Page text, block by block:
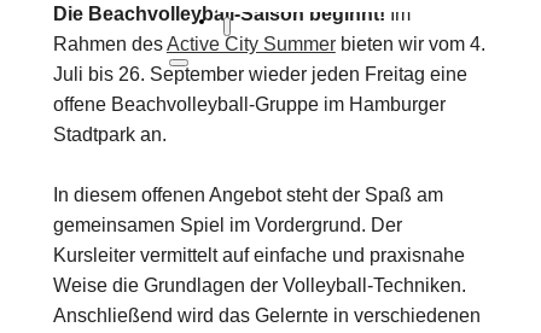
Die Beachvolleyball-Saison beginnt! Im
Rahmen desActive City Summer bieten wir vom 4.
Juli bis 26. September wieder jeden Freitag eine
offene Beachvolleyball-Gruppe im Hamburger
Stadtpark an.
In diesem offenen Angebot steht der Spaß am
gemeinsamen Spiel im Vordergrund. Der
Kursleiter vermittelt auf einfache und praxisnahe
Weise die Grundlagen der Volleyball-Techniken.
Anschließend wird das Gelernte in verschiedenen